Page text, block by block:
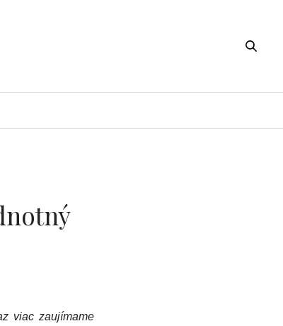
viac zaujímame